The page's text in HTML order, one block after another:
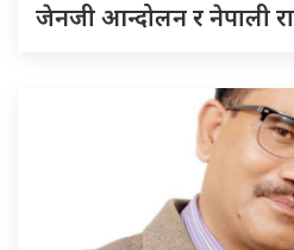
जेनजी आन्दोलन र नेपाली